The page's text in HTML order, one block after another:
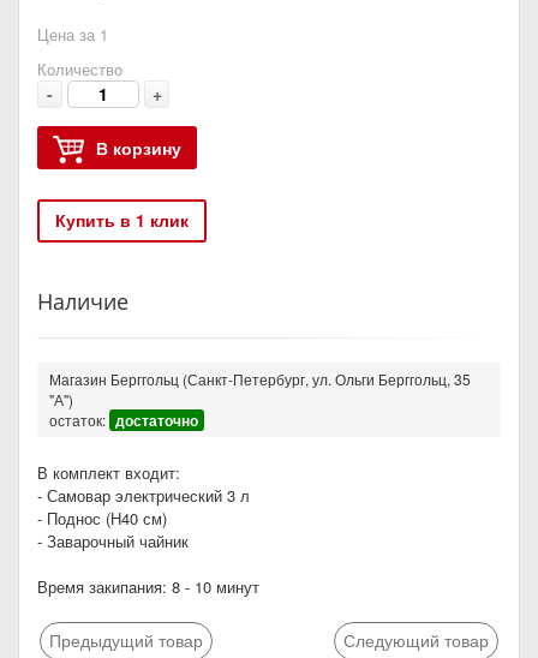
Цена за 1
Количество
- +
В корзину
Купить в 1 клик
Наличие
Магазин Берггольц (Санкт-Петербург, ул. Ольги Берггольц, 35
"А")
остаток: достаточно
В комплект входит:
- Самовар электрический 3 л
- Поднос (Н40 см)
- Заварочный чайник
Время закипания: 8 - 10 минут
Предыдущий товар Следующий товар